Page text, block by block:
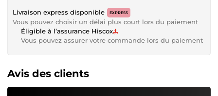
Livraison express disponible EXPRESS
Vous pouvez choisir un délai plus court lors du paiement
Éligible à l’assurance Hiscox
Vous pouvez assurer votre commande lors du paiement
Avis des clients